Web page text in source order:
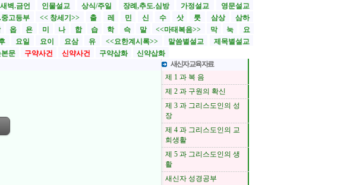
새벽.금언 인물설교 상식/주일 장례,추도.심방 가정설교
영문설교
고등부 << 창세기>> 출 레 민 신 수 삿 룻 삼상
삼하
옵 욘 미 나 합 습 학 슥 말 <<마태복음>> 막 눅
요
요일 요이 요삼 유 <<요한계시록>> 말씀별설교
제목별설교
문 구약사건 신약사건 구약삽화
신약삽화
새신자 교육 자료
제 1 과 복 음
제 2 과 구원의 확신
제 3 과 그리스도인의 성
장
제 4 과 그리스도인의 교
회생활
제 5 과 그리스도인의 생
활
새신자 성경공부